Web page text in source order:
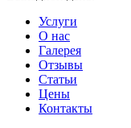
Услуги
O нас
Галерея
Отзывы
Статьи
Цены
Контакты